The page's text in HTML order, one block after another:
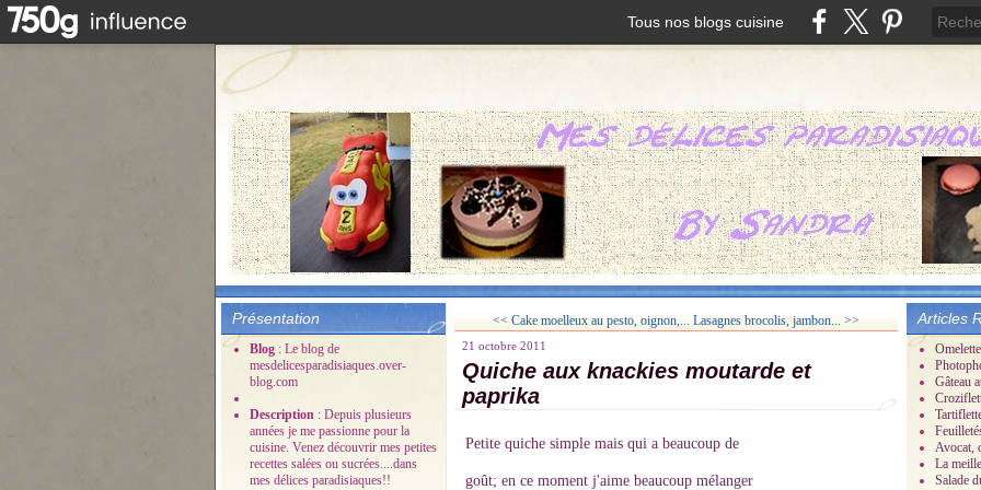
Tous nos blogs cuisine
Présentation
Blog : Le blog de
mesdelicesparadisiaques.over-
blog.com
Description : Depuis plusieurs
années je me passionne pour la
cuisine. Venez découvrir mes petites
recettes salées ou sucrées....dans
mes délices paradisiaques!!
<< Cake moelleux au pesto, oignon,... Lasagnes brocolis, jambon... >>
21 octobre 2011
Quiche aux knackies moutarde et
paprika
Petite quiche simple mais qui a beaucoup de
goût; en ce moment j'aime beaucoup mélanger
Articles
Gâteau
Avocat,
La
Salade